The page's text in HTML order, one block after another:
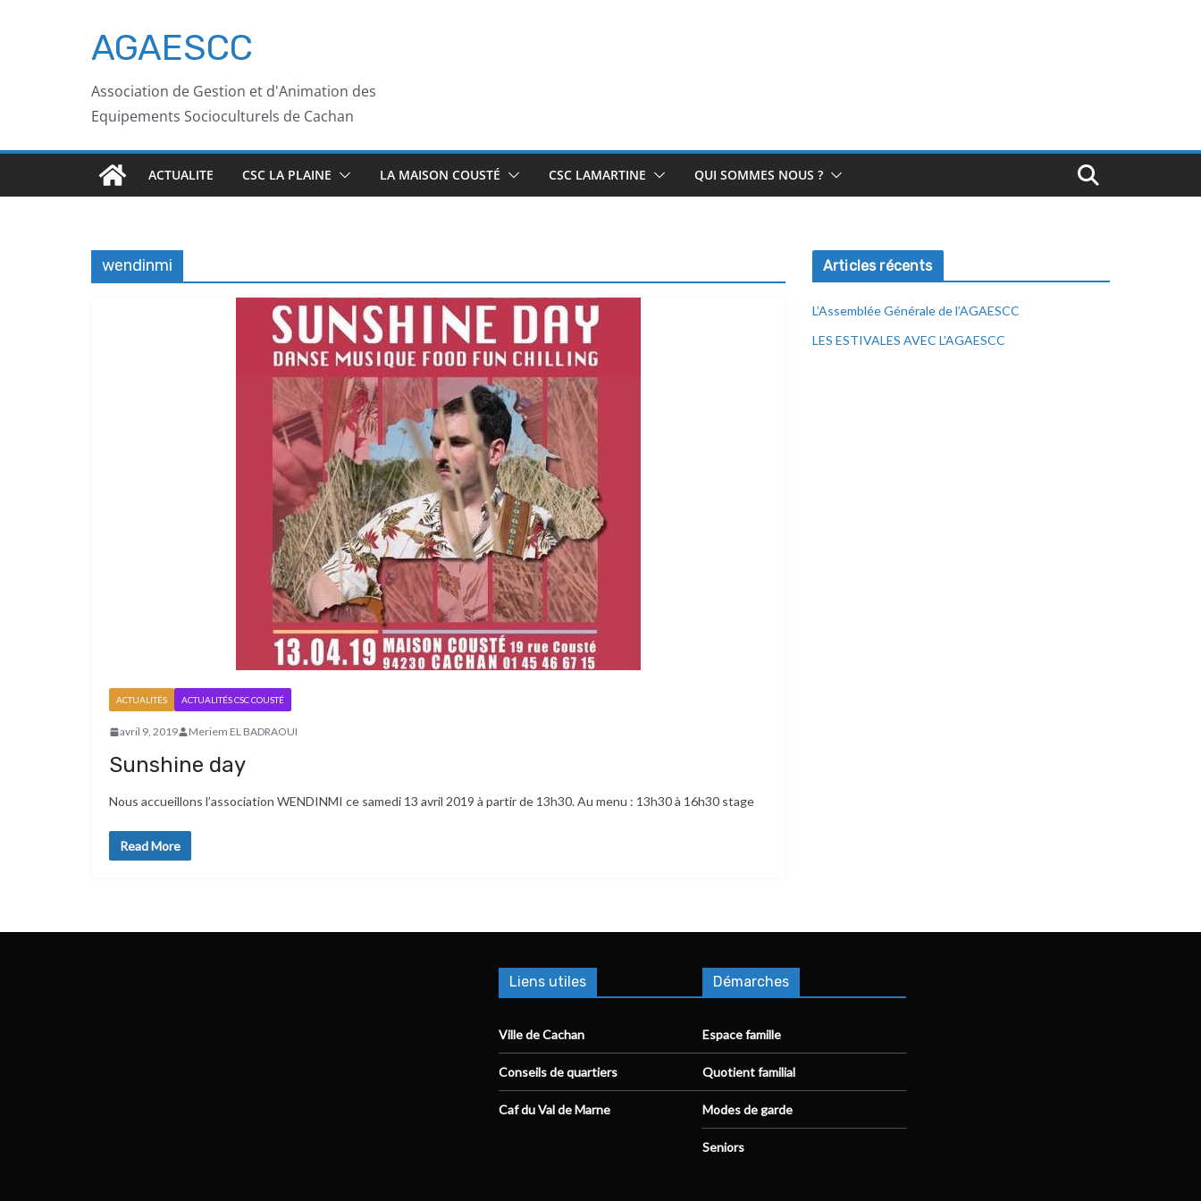
AGAESCC
Association de Gestion et d'Animation des
Equipements Socioculturels de Cachan
ACTUALITE CSC LA PLAINE LA MAISON COUSTÉ CSC LAMARTINE QUI SOMMES NOUS ?
wendinmi
ACTUALITÉS ACTUALITÉS CSC COUSTÉ
avril 9, 2019 Meriem EL BADRAOUI
Sunshine day
Nous accueillons l’association WENDINMI ce samedi 13 avril 2019 à partir de 13h30. Au menu : 13h30 à 16h30 stage
Read More
Articles récents
L’Assemblée Générale de l’AGAESCC
LES ESTIVALES AVEC L’AGAESCC
Liens utiles
Ville de Cachan
Conseils de quartiers
Caf du Val de Marne
Démarches
Espace famille
Quotient familial
Modes de garde
Seniors